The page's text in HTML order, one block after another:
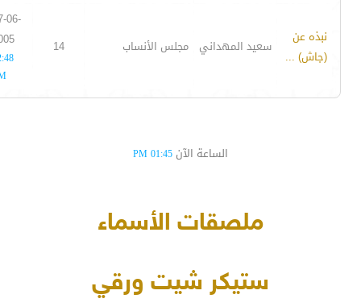
نبذه عن
(جاش) ...
سعيد المهداني مجلس الأنساب 14
06-
الساعة الآن 01:45 PM
ملصقات الأسماء
ستيكر شيت ورقي